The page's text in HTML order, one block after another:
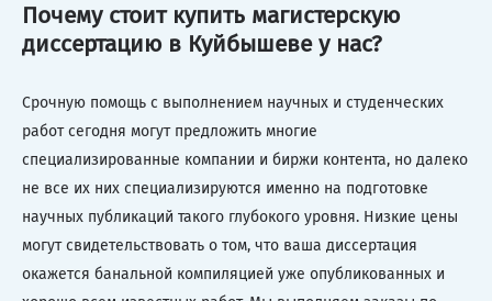
Почему стоит купить магистерскую
диссертацию в Куйбышеве у нас?
Срочную помощь с выполнением научных и студенческих
работ сегодня могут предложить многие
специализированные компании и биржи контента, но далеко
не все их них специализируются именно на подготовке
научных публикаций такого глубокого уровня. Низкие цены
могут свидетельствовать о том, что ваша диссертация
окажется банальной компиляцией уже опубликованных и